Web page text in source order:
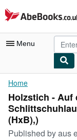
Skip to main content
AbeBooks.co.uk
Menu
My Account
My Purchases
Advanced Search
Browse Collections
Home
Holzstich - Auf
(HxB),)
Published byaus